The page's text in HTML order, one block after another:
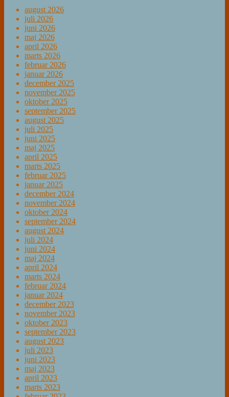
august 2026
juli 2026
juni 2026
maj 2026
april 2026
marts 2026
februar 2026
januar 2026
december 2025
november 2025
oktober 2025
september 2025
august 2025
juli 2025
juni 2025
maj 2025
april 2025
marts 2025
februar 2025
januar 2025
december 2024
november 2024
oktober 2024
september 2024
august 2024
juli 2024
juni 2024
maj 2024
april 2024
marts 2024
februar 2024
januar 2024
december 2023
november 2023
oktober 2023
september 2023
august 2023
juli 2023
juni 2023
maj 2023
april 2023
marts 2023